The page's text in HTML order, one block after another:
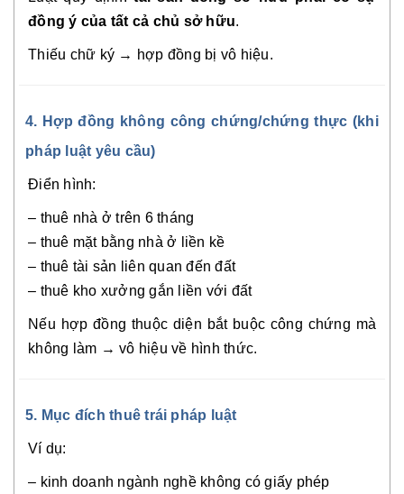
đồng ý của tất cả chủ sở hữu.
Thiếu chữ ký → hợp đồng bị vô hiệu.
4. Hợp đồng không công chứng/chứng thực (khi
pháp luật yêu cầu)
Điển hình:
– thuê nhà ở trên 6 tháng
– thuê mặt bằng nhà ở liền kề
– thuê tài sản liên quan đến đất
– thuê kho xưởng gắn liền với đất
Nếu hợp đồng thuộc diện bắt buộc công chứng mà
không làm → vô hiệu về hình thức.
5. Mục đích thuê trái pháp luật
Ví dụ:
– kinh doanh ngành nghề không có giấy phép